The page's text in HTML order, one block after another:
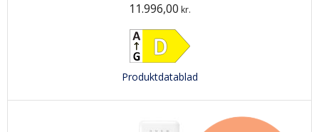
11.996,00 kr.
Produktdatablad